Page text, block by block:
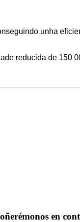
unha
reducida de 150
en